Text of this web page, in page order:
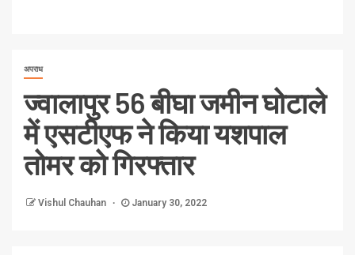
अपराध
ज्वालापुर 56 बीघा जमीन घोटाले
में एसटीएफ ने किया यशपाल
तोमर को गिरफ्तार
Vishul Chauhan January 30, 2022